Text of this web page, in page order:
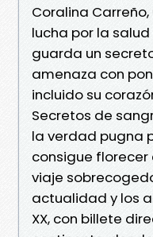
Coralina
lucha por la
guarda un
amenaza con
incluido su
Secretos de
la verdad pugna
consigue florecer
viaje
actualidad y los
XX, con billete